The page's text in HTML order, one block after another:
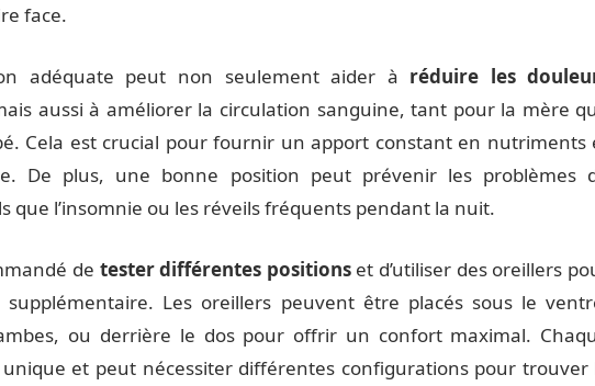
face.
adéquate peut non seulement aider à réduire les
aussi à améliorer la circulation sanguine, tant pour la mère
Cela est crucial pour fournir un apport constant en nutriments
De plus, une bonne position peut prévenir les problèmes
que l’insomnie ou les réveils fréquents pendant la nuit.
de tester différentes positionset d’utiliser des oreillers
Les oreillers peuvent être placés sous le
ou derrière le dos pour offrir un confort maximal.
et peut nécessiter différentes configurations pour trouver